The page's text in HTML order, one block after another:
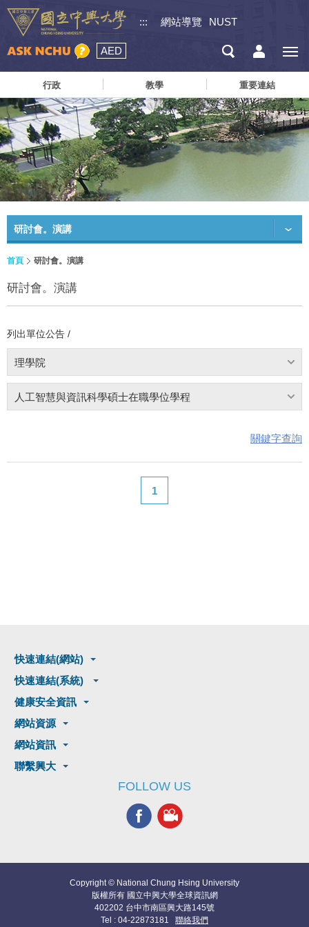
::: 網站導覽 NUST
AED
行政 教學 重要連結
研討會。演講
首頁 研討會。演講
研討會。演講
列出單位公告 /
理學院
人工智慧與資訊科學碩士在職學位學程
關鍵字查詢
1
快速連結(網站)
快速連結(系統)
健康安全資訊
網站資源
網站資訊
聯繫興大
FOLLOW US
Copyright © National Chung Hsing University
版權所有 國立中興大學全球資訊網
402202 台中市南區興大路145號
Tel : 04-22873181 聯絡我們